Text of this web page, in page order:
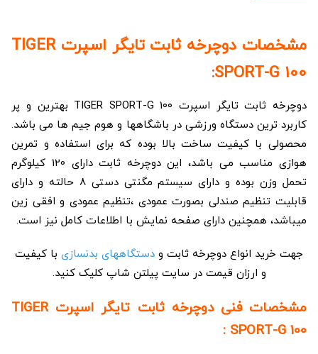
مشخصات دوچرخه ثابت تایگر اسپرت TIGER
SPORT-G 100:
دوچرخه ثابت تایگر اسپرت TIGER SPORT-G 100 بهترین و پر
کاربرد ترین دستگاه ورزشی در باشگاهها و هوم جیم ها می باشد.
محصولی با کیفیت ساخت بالا بوده که برای استفاده و تمرین
هوازی مناسب می باشد، این دوچرخه ثابت دارای 120 کیلوگرم
تحمل وزن بوده و دارای سیستم مگنتی دستی 8 حالته و دارای
قابلیت تنظیم صندلی بصورت عمودی ،تنظیم عمودی و افقی زین
میباشد، همچنین دارای صفحه نمایش با اطلاعات کامل نیز است.
جهت خرید انواع دوچرخه ثابت و دستگاههای بدنسازی با کیفیت
و ارزان قیمت در سایت پیلتن شاپ کلیک کنید.
مشخصات فنی دوچرخه ثابت تایگر اسپرت TIGER
SPORT-G 100 :